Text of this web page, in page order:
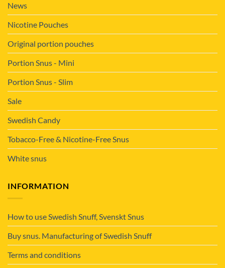
News
Nicotine Pouches
Original portion pouches
Portion Snus - Mini
Portion Snus - Slim
Sale
Swedish Candy
Tobacco-Free & Nicotine-Free Snus
White snus
INFORMATION
How to use Swedish Snuff, Svenskt Snus
Buy snus. Manufacturing of Swedish Snuff
Terms and conditions